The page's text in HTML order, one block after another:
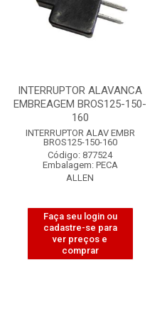
INTERRUPTOR ALAVANCA
EMBREAGEM BROS125-150-
160
INTERRUPTOR ALAV EMBR
BROS125-150-160
Código: 877524
Embalagem: PECA
ALLEN
Faça seu login ou
cadastre-se para
ver preços e
comprar